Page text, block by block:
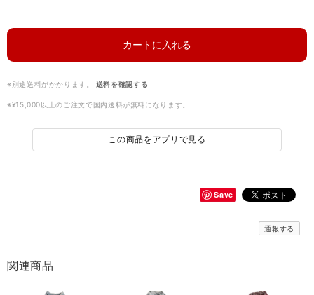
カートに入れる
※別途送料がかかります。 送料を確認する
※¥15,000以上のご注文で国内送料が無料になります。
この商品をアプリで見る
Save
通報する
関連商品